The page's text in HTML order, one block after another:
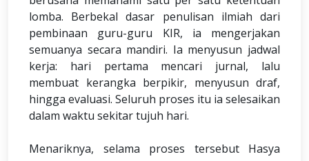
lomba. Berbekal dasar penulisan ilmiah dari
pembinaan guru-guru KIR, ia mengerjakan
semuanya secara mandiri. Ia menyusun jadwal
kerja: hari pertama mencari jurnal, lalu
membuat kerangka berpikir, menyusun draf,
hingga evaluasi. Seluruh proses itu ia selesaikan
dalam waktu sekitar tujuh hari.
Menariknya, selama proses tersebut Hasya